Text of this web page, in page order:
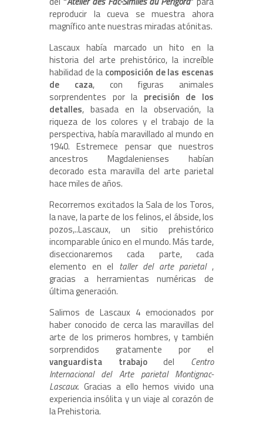
reproducir la cueva se muestra ahora
magnífico ante nuestras miradas atónitas.
Lascaux había marcado un hito en la
historia del arte prehistórico, la increíble
habilidad de la composición de las escenas
de caza, con figuras animales
sorprendentes por la precisión de los
detalles, basada en la observación, la
riqueza de los colores y el trabajo de la
perspectiva, había maravillado al mundo en
1940. Estremece pensar que nuestros
ancestros Magdalenienses habían
decorado esta maravilla del arte parietal
hace miles de años.
Recorremos excitados la Sala de los Toros,
la nave, la parte de los felinos, el ábside, los
pozos,..Lascaux, un sitio prehistórico
incomparable único en el mundo. Más tarde,
diseccionaremos cada parte, cada
elemento en el taller del arte parietal,
gracias a herramientas numéricas de
última generación.
Salimos de Lascaux 4 emocionados por
haber conocido de cerca las maravillas del
arte de los primeros hombres, y también
sorprendidos gratamente por el
vanguardista trabajodel Centro
Internacional del Arte parietal Montignac-
Lascaux. Gracias a ello hemos vivido una
experiencia insólita y un viaje al corazón de
la Prehistoria.